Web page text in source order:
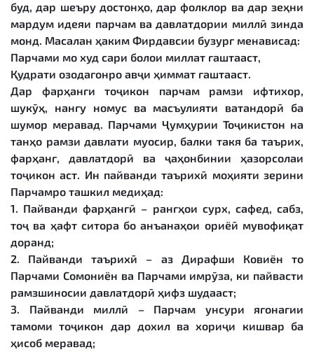
буд, дар шеъру достонҳо, дар фолклор ва дар зеҳни
мардум идеяи парчам ва давлатдории миллӣ зинда
монд. Масалан ҳаким Фирдавсии бузург менависад:
Парчами мо худ сари болои миллат гаштааст,
Қудрати озодагонро авҷи ҳиммат гаштааст.
Дар фарҳанги тоҷикон парчам рамзи ифтихор,
шукӯҳ, нангу номус ва масъулияти ватандорӣ ба
шумор меравад. Парчами Ҷумҳурии Тоҷикистон на
танҳо рамзи давлати муосир, балки такя ба таърих,
фарҳанг, давлатдорӣ ва ҷаҳонбинии ҳазорсолаи
тоҷикон аст. Ин пайванди таърихӣ моҳияти зерини
Парчамро ташкил медиҳад:
1. Пайванди фарҳангӣ – рангҳои сурх, сафед, сабз,
тоҷ ва ҳафт ситора бо анъанаҳои ориёӣ мувофиқат
доранд;
2. Пайванди таърихӣ – аз Дирафши Ковиён то
Парчами Сомониён ва Парчами имрӯза, ки пайвасти
рамзшиносии давлатдорӣ ҳифз шудааст;
3. Пайванди миллӣ – Парчам унсури ягонагии
тамоми тоҷикон дар дохил ва хориҷи кишвар ба
ҳисоб меравад;